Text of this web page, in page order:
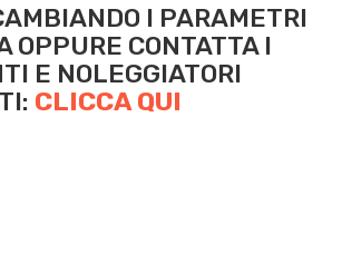
I PARAMETRI
OPPURE CONTATTA I
E NOLEGGIATORI
CLICCA QUI